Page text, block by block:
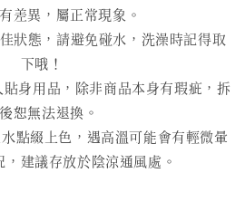
差異，屬正常現象。
態，請避免碰水，洗澡時記得取
下哦！
用品，除非商品本身有瑕疵，拆
恕無法退換。
綴上色，遇高溫可能會有輕微暈
建議存放於陰涼通風處。